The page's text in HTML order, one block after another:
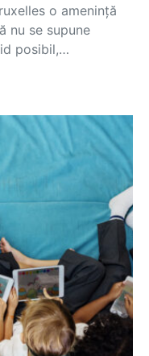
o amenință
nu se supune
posibil,…